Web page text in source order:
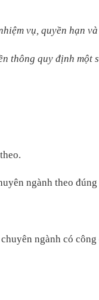
vụ, quyền hạn
thông quy định một
ngành theo
ngành có công